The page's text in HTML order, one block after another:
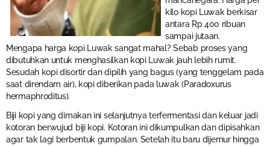
kilo kopi Luwak berkisar
antara Rp 400 ribuan
sampai jutaan.
Mengapa harga kopi Luwak sangat mahal? Sebab proses yang
dibutuhkan untuk menghasilkan kopi Luwak jauh lebih rumit.
Sesudah kopi disortir dan dipilih yang bagus (yang tenggelam pada
saat direndam air), kopi diberikan pada luwak (Paradoxurus
hermaphroditus).
Biji kopi yang dimakan ini selanjutnya terfermentasi dan keluar jadi
kotoran berwujud biji kopi. Kotoran ini dikumpulkan dan dipisahkan
agar tak lagi berbentuk gumpalan. Setelah itu baru dijemur hingga